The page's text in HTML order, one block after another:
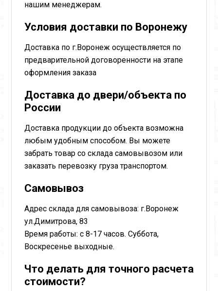
нашим менеджерам.
Условия доставки по Воронежу
Доставка по г.Воронеж осуществляется по
предварительной договоренности на этапе
оформления заказа
Доставка до двери/объекта по
России
Доставка продукции до объекта возможна
любым удобным способом. Вы можете
забрать товар со склада самовывозом или
заказать перевозку груза транспортом.
Самовывоз
Адрес склада для самовывоза: г.Воронеж
ул.Димитрова, 83
Время работы: с 8-17 часов. Суббота,
Воскресенье выходные.
Что делать для точного расчета
стоимости?